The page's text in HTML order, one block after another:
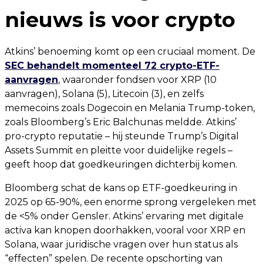
nieuws is voor crypto
Atkins’ benoeming komt op een cruciaal moment. De
SEC behandelt momenteel 72 crypto-ETF-
aanvragen, waaronder fondsen voor XRP (10
aanvragen), Solana (5), Litecoin (3), en zelfs
memecoins zoals Dogecoin en Melania Trump-token,
zoals Bloomberg’s Eric Balchunas meldde. Atkins’
pro-crypto reputatie – hij steunde Trump’s Digital
Assets Summit en pleitte voor duidelijke regels –
geeft hoop dat goedkeuringen dichterbij komen.
Bloomberg schat de kans op ETF-goedkeuring in
2025 op 65-90%, een enorme sprong vergeleken met
de <5% onder Gensler. Atkins’ ervaring met digitale
activa kan knopen doorhakken, vooral voor XRP en
Solana, waar juridische vragen over hun status als
“effecten” spelen. De recente opschorting van